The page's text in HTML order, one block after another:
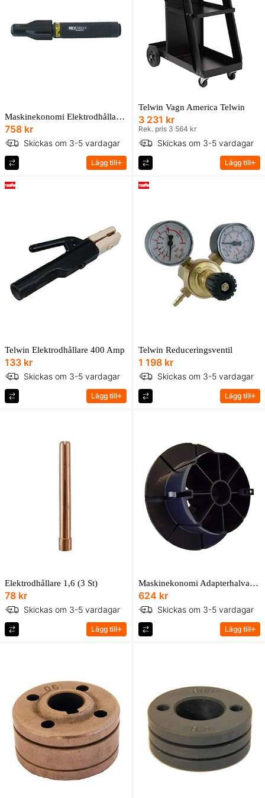
Maskinekonomi Elektrodhållare Typ Myking 200
758 kr
Skickas om 3-5 vardagar
Lägg till
Telwin Vagn America Telwin
3 231 kr
Rek. pris 3 564 kr
Skickas om 3-5 vardagar
Lägg till
Telwin Elektrodhållare 400 Amp
133 kr
Skickas om 3-5 vardagar
Lägg till
Telwin Reduceringsventil
1 198 kr
Skickas om 3-5 vardagar
Lägg till
Elektrodhållare 1,6 (3 St)
78 kr
Skickas om 3-5 vardagar
Lägg till
Maskinekonomi Adapterhalva Migtråd
624 kr
Skickas om 3-5 vardagar
Lägg till